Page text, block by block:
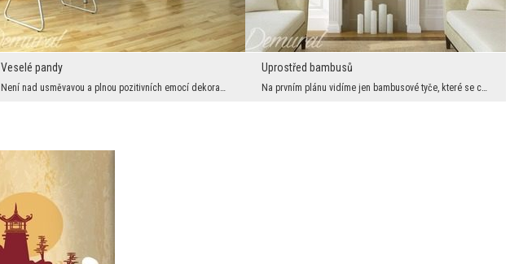
Veselé pandy
Není nad usměvavou a plnou pozitivních emocí dekoraci na stěnu. Díky ní se hned budeme cítit lépe...
Uprostřed bambusů
Na prvním plánu vidíme jen bambusové tyče, které se charakterizují tím že jsou rovné a složené ja...